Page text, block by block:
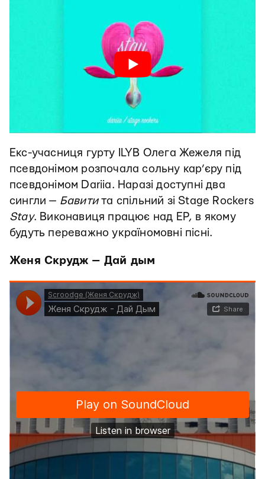
Екс-учасниця гурту ILYB Олега Жежеля під
псевдонімом розпочала сольну кар’єру під
псевдонімом Dariia. Наразі доступні два
сингли — Бавитита спільний зі Stage Rockers
Stay. Виконавиця працює над ЕР, в якому
будуть переважно україномовні пісні.
Женя Скрудж — Дай дым